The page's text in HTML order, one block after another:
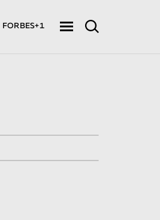
FORBES+1